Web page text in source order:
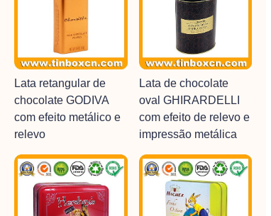
Lata retangular de
chocolate GODIVA
com efeito metálico e
relevo
Lata de chocolate
oval GHIRARDELLI
com efeito de relevo e
impressão metálica